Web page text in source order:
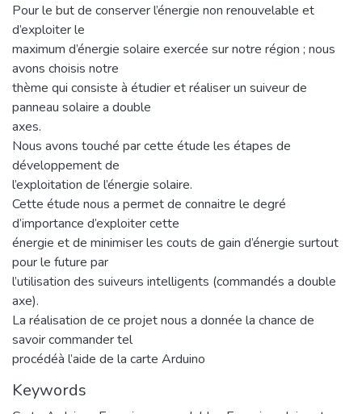
Pour le but de conserver l’énergie non renouvelable et
d’exploiter le
maximum d’énergie solaire exercée sur notre région ; nous
avons choisis notre
thème qui consiste à étudier et réaliser un suiveur de
panneau solaire a double
axes.
Nous avons touché par cette étude les étapes de
développement de
l’exploitation de l’énergie solaire.
Cette étude nous a permet de connaitre le degré
d’importance d’exploiter cette
énergie et de minimiser les couts de gain d’énergie surtout
pour le future par
l’utilisation des suiveurs intelligents (commandés a double
axe).
La réalisation de ce projet nous a donnée la chance de
savoir commander tel
procédéà l’aide de la carte Arduino
Keywords